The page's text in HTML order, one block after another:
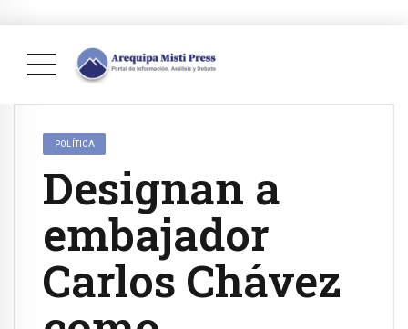
POLÍTICA
Designan a
embajador
Carlos Chávez